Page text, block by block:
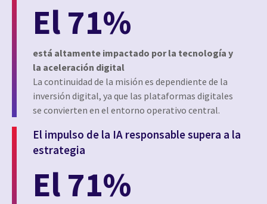
El 71%
está altamente impactado por la tecnología y
la aceleración digital
La continuidad de la misión es dependiente de la
inversión digital, ya que las plataformas digitales
se convierten en el entorno operativo central.
El impulso de la IA responsable supera a la
estrategia
El 71%